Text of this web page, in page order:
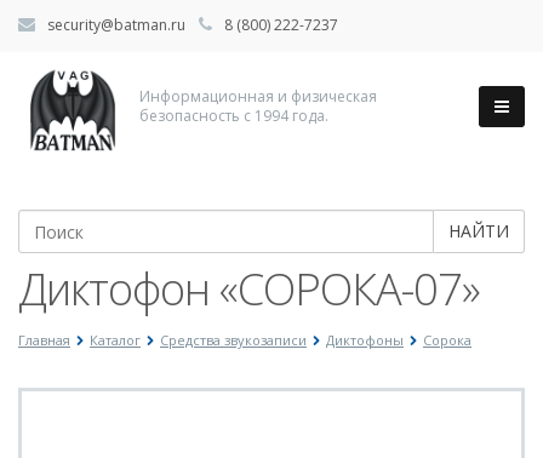
security@batman.ru 8 (800) 222-7237
Информационная и физическая
безопасность с 1994 года.
НАЙТИ
Диктофон «СОРОКА-07»
Главная Каталог Средства звукозаписи Диктофоны Сорока